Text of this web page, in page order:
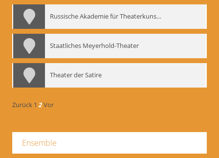
Russische Akademie für Theaterkunst – GITIS
Staatliches Meyerhold-Theater
Theater der Satire
Zurück 1 2Vor
Ensemble